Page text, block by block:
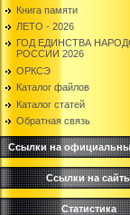
Книга памяти
ЛЕТО - 2026
ГОД ЕДИНСТВА
РОССИИ 2026
ОРКСЭ
Каталог файлов
Каталог статей
Обратная связь
Ссылки на
Ссылки на
Статистика